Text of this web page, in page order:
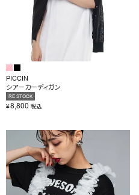
PICCIN
シアーカーディガン
RE STOCK
¥8,800 税込